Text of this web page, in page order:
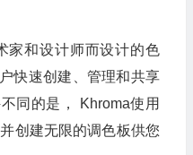
家和设计师而设计的色
快速创建、管理和共享
同的是， Khroma使用
创建无限的调色板供您